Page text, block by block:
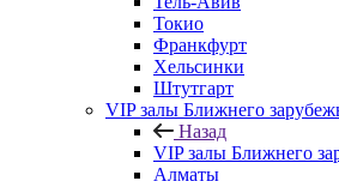
Токио
Франкфурт
Хельсинки
Штутгарт
VIP залы Ближнего
Назад
VIP залы Ближнего
Алматы